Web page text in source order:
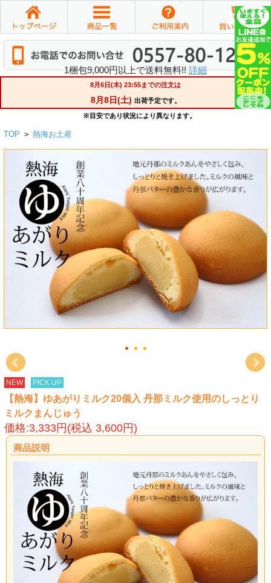
1梱包9,000円以上で送料無料!!詳細
TOP > 熱海お土産
NEW PICK UP
【熱海】ゆあがりミルク20個入 丹那ミルク使用のしっとり
ミルクまんじゅう
価格:3,333円(税込 3,600円)
商品説明